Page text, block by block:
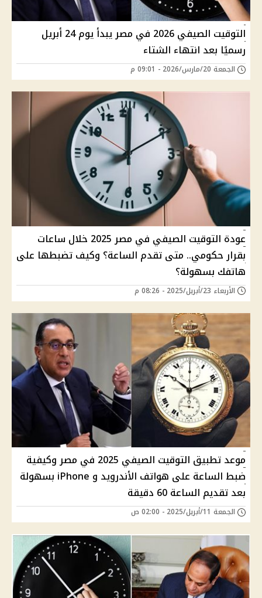
التوقيت الصيفي 2026 في مصر يبدأ يوم 24 أبريل
رسميًا بعد انتهاء الشتاء
الجمعة 20/مارس/2026 - 09:01 م
عودة التوقيت الصيفي في مصر 2025 خلال ساعات
بقرار حكومي.. متى تقدم الساعة؟ وكيف تضبطها على
هاتفك بسهولة؟
الأربعاء 23/أبريل/2025 - 08:26 م
موعد تطبيق التوقيت الصيفي 2025 في مصر وكيفية
ضبط الساعة على هواتف الأندرويد و iPhone بسهولة
بعد تقديم الساعة 60 دقيقة
الجمعة 11/أبريل/2025 - 02:00 ص